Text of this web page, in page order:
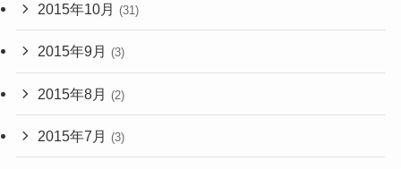
2015年10月 (31)
2015年9月 (3)
2015年8月 (2)
2015年7月 (3)